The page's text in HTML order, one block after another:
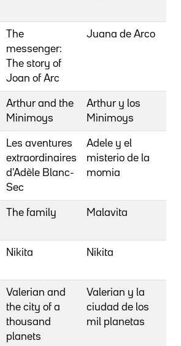
The
messenger:
The story of
Joan of Arc
Juana de Arco
Arthur and the
Minimoys
Arthur y los
Minimoys
Les aventures
extraordinaires
d'Adèle Blanc-
Sec
Adele y el
misterio de la
momia
The family Malavita
Nikita Nikita
Valerian and
the city of a
thousand
planets
Valerian y la
ciudad de los
mil planetas